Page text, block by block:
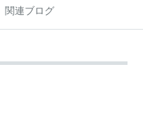
関連ブログ